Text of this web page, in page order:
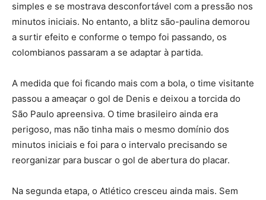
simples e se mostrava desconfortável com a pressão nos
minutos iniciais. No entanto, a blitz são-paulina demorou
a surtir efeito e conforme o tempo foi passando, os
colombianos passaram a se adaptar à partida.
A medida que foi ficando mais com a bola, o time visitante
passou a ameaçar o gol de Denis e deixou a torcida do
São Paulo apreensiva. O time brasileiro ainda era
perigoso, mas não tinha mais o mesmo domínio dos
minutos iniciais e foi para o intervalo precisando se
reorganizar para buscar o gol de abertura do placar.
Na segunda etapa, o Atlético cresceu ainda mais. Sem